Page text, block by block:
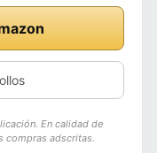
En calidad de
compras adscritas.